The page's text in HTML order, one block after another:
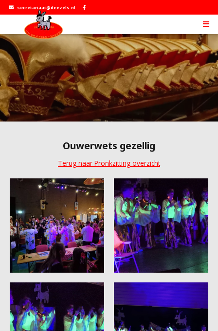
secretariaat@deezels.nl
Ouwerwets gezellig
Terug naar Pronkzitting overzicht